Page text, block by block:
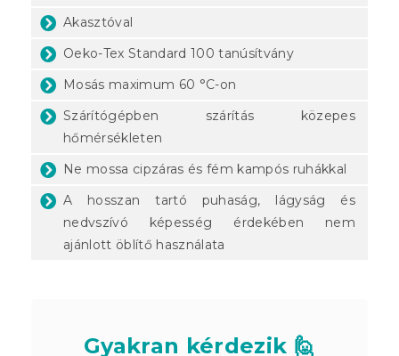
Akasztóval
Oeko-Tex Standard 100 tanúsítvány
Mosás maximum 60 °C-on
Szárítógépben szárítás közepes
hőmérsékleten
Ne mossa cipzáras és fém kampós ruhákkal
A hosszan tartó puhaság, lágyság és
nedvszívó képesség érdekében nem
ajánlott öblítő használata
Gyakran kérdezik 🙋